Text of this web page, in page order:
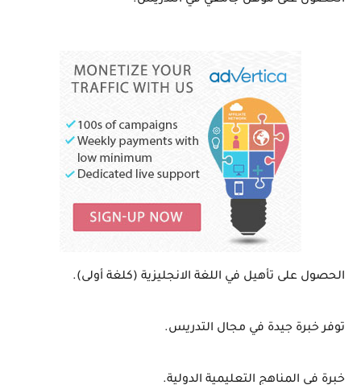
الحصول على تأهيل في اللغة الانجليزية (كلغة أولى).
توفر خبرة جيدة في مجال التدريس.
خبرة في المناهج التعليمية الدولية.